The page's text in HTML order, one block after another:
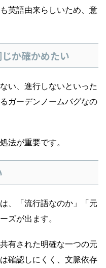
英語由来らしいため、意
か確かめたい
い、進行しないといった
ガーデンノームバグなの
法が重要です。
、「流行語なのか」「元
ズが出ます。
有された明確な一つの元
確認しにくく、文脈依存